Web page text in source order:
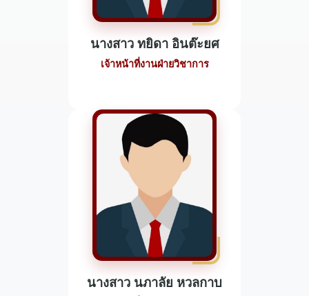
นางสาว ทยิดา อินต๊ะยศ
เจ้าหน้าที่งานฝ่ายวิชาการ
นางสาว นภาลัย หวลกาบ